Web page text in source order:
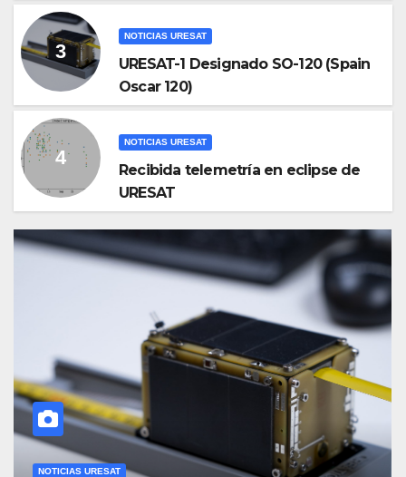
NOTICIAS URESAT
URESAT-1 Designado SO-120 (Spain
Oscar 120)
NOTICIAS URESAT
Recibida telemetría en eclipse de
URESAT
NOTICIAS URESAT